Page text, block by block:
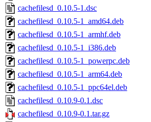
cachefilesd_0.10.5-1.dsc
cachefilesd_0.10.5-1_amd64.deb
cachefilesd_0.10.5-1_armhf.deb
cachefilesd_0.10.5-1_i386.deb
cachefilesd_0.10.5-1_powerpc.deb
cachefilesd_0.10.5-1_arm64.deb
cachefilesd_0.10.5-1_ppc64el.deb
cachefilesd_0.10.9-0.1.dsc
cachefilesd_0.10.9-0.1.tar.gz